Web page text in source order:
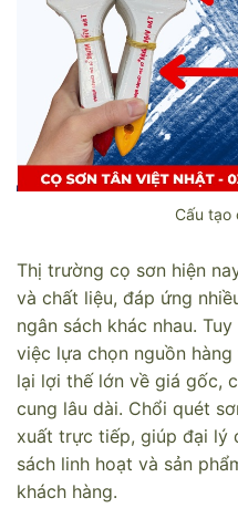
Cấu tạo
Thị trường cọ sơn hiện
và chất liệu, đáp ứng
ngân sách khác nhau.
việc lựa chọn nguồn
lại lợi thế lớn về giá gốc,
cung lâu dài. Chổi quét
xuất trực tiếp, giúp đại lý
sách linh hoạt và sản
khách hàng.